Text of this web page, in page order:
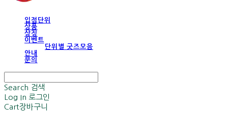
입점단위
상품
상징
이벤트
단위별 굿즈모음
안내
문의
Search 검색
Log In 로그인
Cart장바구니